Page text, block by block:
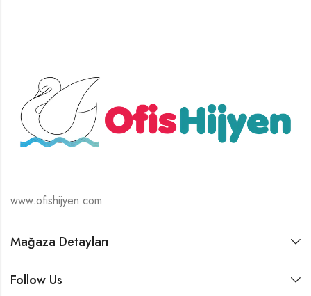
www.ofishijyen.com
Mağaza Detayları
Follow Us